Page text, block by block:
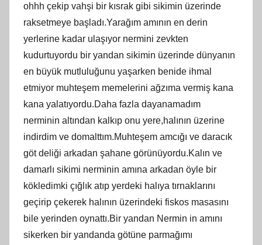
ohhh çekip vahşi bir kısrak gibi sikimin üzerinde
raksetmeye başladı.Yarağım amının en derin
yerlerine kadar ulaşıyor nermini zevkten
kudurtuyordu bir yandan sikimin üzerinde dünyanın
en büyük mutluluğunu yaşarken benide ihmal
etmiyor muhteşem memelerini ağzıma vermiş kana
kana yalatıyordu.Daha fazla dayanamadım
nerminin altından kalkıp onu yere,halının üzerine
indirdim ve domalttım.Muhteşem amcığı ve daracık
göt deliği arkadan şahane görünüyordu.Kalın ve
damarlı sikimi nerminin amına arkadan öyle bir
kökledimki çığlık atıp yerdeki halıya tırnaklarını
geçirip çekerek halının üzerindeki fiskos masasını
bile yerinden oynattı.Bir yandan Nermin in amını
sikerken bir yandanda götüne parmağımı